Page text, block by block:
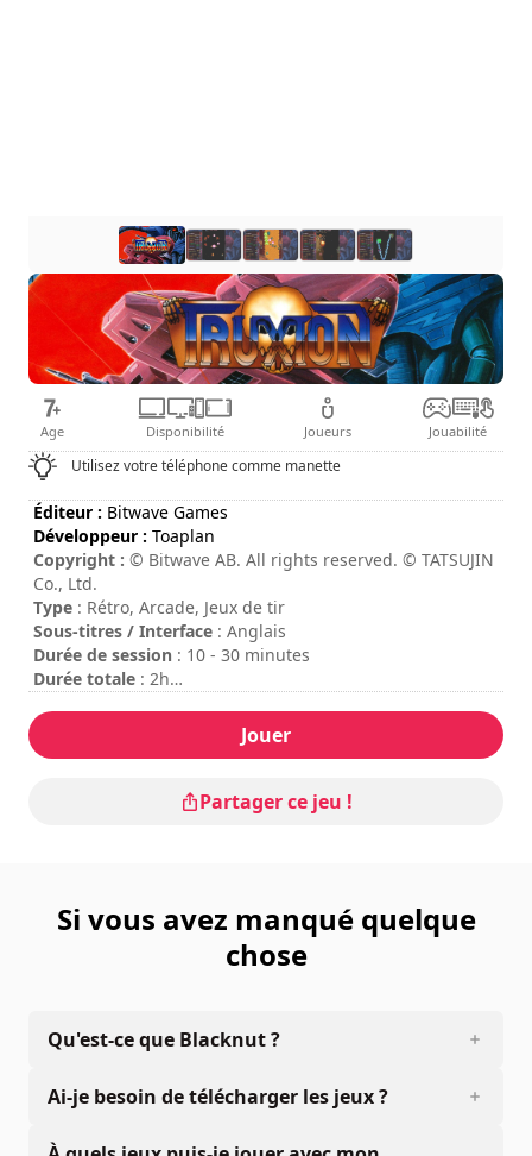
Age Disponibilité Joueurs Jouabilité
Utilisez votre téléphone comme manette
Éditeur : Bitwave Games
Développeur : Toaplan
Copyright : © Bitwave AB. All rights reserved. © TATSUJIN
Co., Ltd.
Type : Rétro, Arcade, Jeux de tir
Sous-titres / Interface : Anglais
Durée de session : 10 - 30 minutes
Durée totale : 2h
Les commandes sont indiquées dans les options du jeu.
Jouer
Partager ce jeu !
Si vous avez manqué quelque
chose
Qu'est-ce que Blacknut ?
Ai-je besoin de télécharger les jeux ?